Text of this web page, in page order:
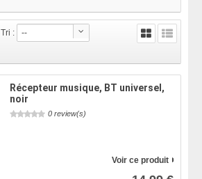
Tri : --
Récepteur musique, BT universel,
noir
0 review(s)
Voir ce produit